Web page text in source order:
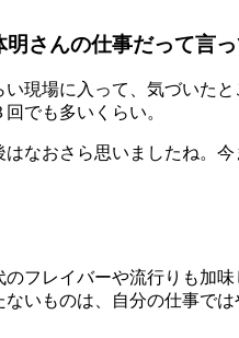
さんの仕事だって言っ
現場に入って、気づいた
でも多いくらい。
なおさら思いましたね。
フレイバーや流行りも加
ないものは、自分の仕事では